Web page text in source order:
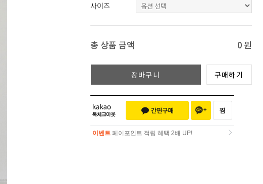
사이즈
총 상품 금액 0 원
장바구니 구매하기
이벤트페이포인트 적립 혜택 2배 UP!